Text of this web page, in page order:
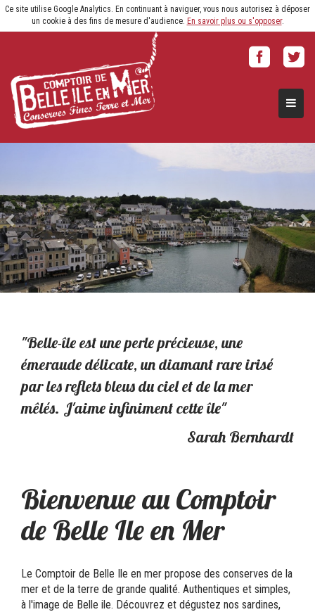
Ce site utilise Google Analytics. En continuant à naviguer, vous nous autorisez à déposer
un cookie à des fins de mesure d'audience. En savoir plus ou s'opposer.
"Belle-île est une perle précieuse, une
émeraude délicate, un diamant rare irisé
par les reflets bleus du ciel et de la mer
mêlés. J'aime infiniment cette île"
Sarah Bernhardt
Bienvenue au Comptoir
de Belle Ile en Mer
Le Comptoir de Belle Ile en mer propose des conserves de la
mer et de la terre de grande qualité. Authentiques et simples,
à l'image de Belle ile. Découvrez et dégustez nos sardines,